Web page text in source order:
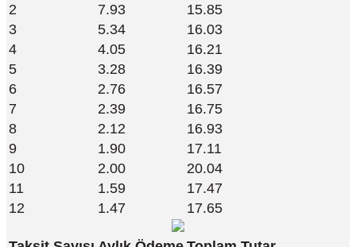
2
7.93
15.85
3
5.34
16.03
4
4.05
16.21
5
3.28
16.39
6
2.76
16.57
7
2.39
16.75
8
2.12
16.93
9
1.90
17.11
10
2.00
20.04
11
1.59
17.47
12
1.47 17.65